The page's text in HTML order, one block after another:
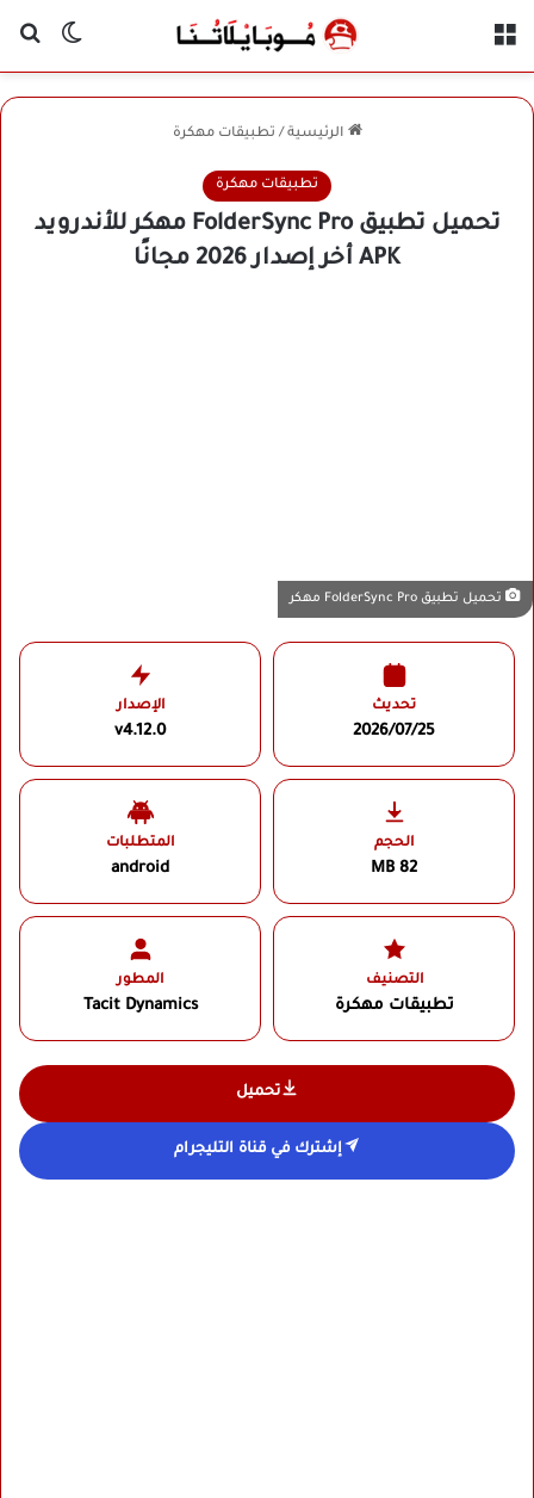
الوضع
الرئيسية / تطبيقات مهكرة
تطبيقات مهكرة
تحميل تطبيق FolderSync Pro مهكر للأندرويد
APK أخر إصدار 2026 مجانًا
تحميل تطبيق FolderSync Pro مهكر
تحديث
2026/07/25
الإصدار
v4.12.0
الحجم
82 MB
المتطلبات
android
التصنيف
تطبيقات مهكرة
المطور
Tacit Dynamics‏
تحميل
إشترك في قناة التليجرام